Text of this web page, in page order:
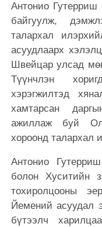
Антонио Гутерриш
байгуулж,
талархал
асуудлаарх
Швейцар улсад
Түүнчлэн
хэрэгжилтэд
хамтарсан
ажиллаж буй
хороонд талархал
Антонио
болон Хуситийн
тохиролцооны
Йемений асуудал
бүтээлч